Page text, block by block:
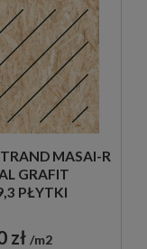
MASAI-R
GRAFIT
PŁYTKI
zł m2